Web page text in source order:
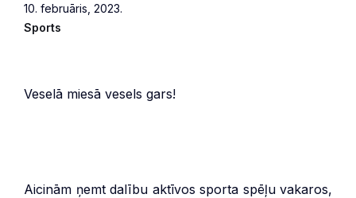
10. februāris, 2023.
Sports
Veselā miesā vesels gars!
Aicinām ņemt dalību aktīvos sporta spēļu vakaros,